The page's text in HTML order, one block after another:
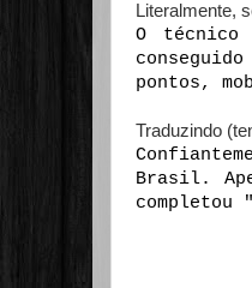
Literalmente,
O técnico
pontos,
Traduzindo
Brasil.
completou